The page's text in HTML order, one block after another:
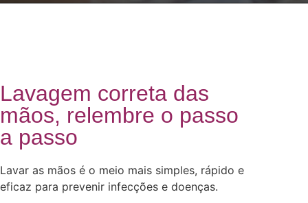
Lavagem correta das
mãos, relembre o passo
a passo
Lavar as mãos é o meio mais simples, rápido e
eficaz para prevenir infecções e doenças.